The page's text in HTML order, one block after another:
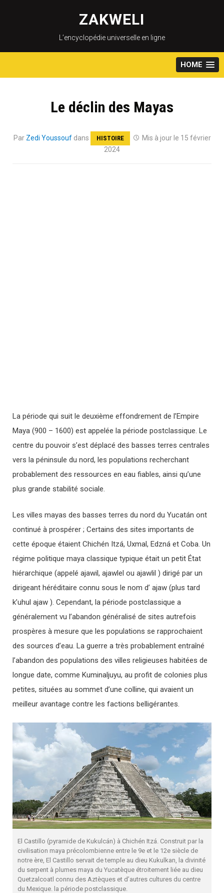
content
ZAKWELI
L’encyclopédie universelle en ligne
HOME
Le déclin des Mayas
Par Zedi Youssoufdans HISTOIRE
Mis à jour le 15 février
2024
La période qui suit le deuxième effondrement de l’Empire
Maya (900 – 1600) est appelée la période postclassique. Le
centre du pouvoir s’est déplacé des basses terres centrales
vers la péninsule du nord, les populations recherchant
probablement des ressources en eau fiables, ainsi qu’une
plus grande stabilité sociale.
Les villes mayas des basses terres du nord du Yucatán ont
continué à prospérer ; Certains des sites importants de
cette époque étaient Chichén Itzá, Uxmal, Edzná et Coba. Un
régime politique maya classique typique était un petit État
hiérarchique (appelé ajawil, ajawlel ou ajawlil ) dirigé par un
dirigeant héréditaire connu sous le nom d’ ajaw (plus tard
k’uhul ajaw ). Cependant, la période postclassique a
généralement vu l’abandon généralisé de sites autrefois
prospères à mesure que les populations se rapprochaient
des sources d’eau. La guerre a très probablement entraîné
l’abandon des populations des villes religieuses habitées de
longue date, comme Kuminaljuyu, au profit de colonies plus
petites, situées au sommet d’une colline, qui avaient un
meilleur avantage contre les factions belligérantes.
El Castillo (pyramide de Kukulcán) à Chichén Itzá. Construit par la
civilisation maya précolombienne entre le 9e et le 12e siècle de
notre ère, El Castillo servait de temple au dieu Kukulkan, la divinité
du serpent à plumes maya du Yucatèque étroitement liée au dieu
Quetzalcoatl connu des Aztèques et d’autres cultures du centre
du Mexique. la période postclassique.